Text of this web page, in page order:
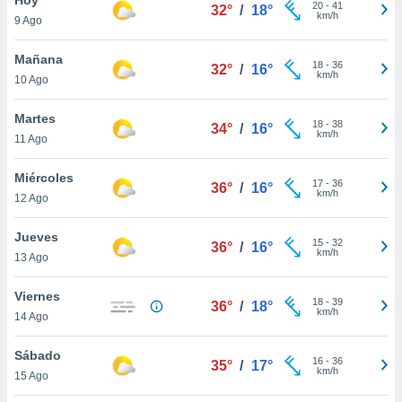
en
más
nuestra
de
cookies
aceptar
9 Ago
32° / 18° 20- 41
km/h
Mañana
10 Ago
32° / 16° 18- 36
km/h
Martes
11 Ago
34° / 16° 18- 38
km/h
Miércoles
12 Ago
36° / 16° 17- 36
km/h
Jueves
13 Ago
36° / 16° 15- 32
km/h
Viernes
14 Ago
36° / 18° 18- 39
km/h
Sábado
15 Ago
35° / 17° 16- 36
km/h